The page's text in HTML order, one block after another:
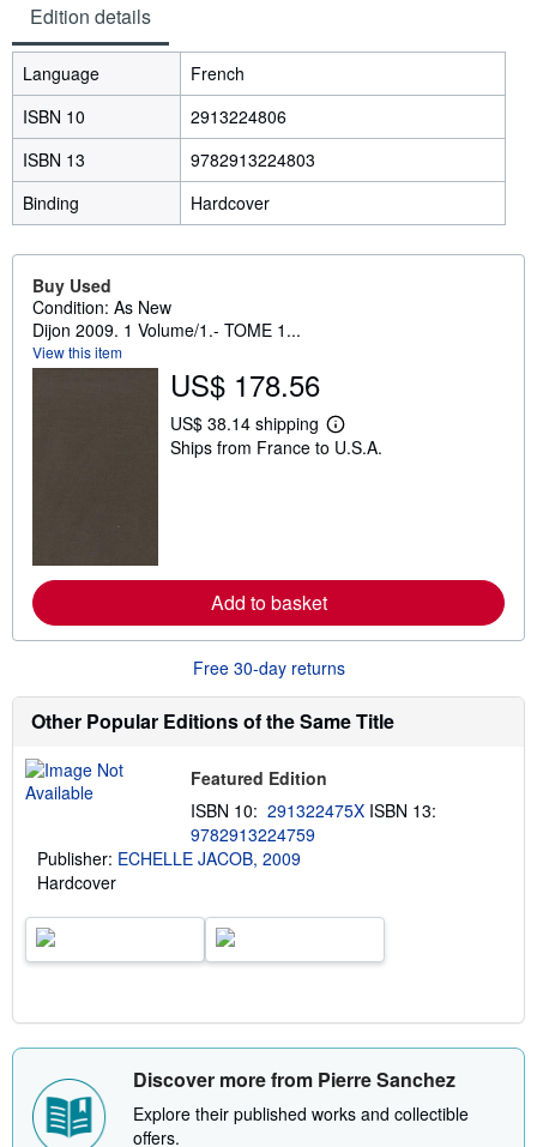
Edition details
Language
French
ISBN 10
2913224806
ISBN 13
9782913224803
Binding
Hardcover
Buy Used
Condition: As New
Dijon 2009. 1 Volume/1.- TOME 1...
View this item
US$ 178.56
US$ 38.14 shipping
L
e
o
u
t
h
i
g
Ships from France to U.S.A.
Add to basket
Free 30-day returns
Other Popular Editions of the Same Title
Featured Edition
ISBN 10: 291322475X ISBN 13:
9782913224759
Publisher: ECHELLE JACOB, 2009
Hardcover
Discover more from Pierre Sanchez
Explore their published works and collectible
offers.